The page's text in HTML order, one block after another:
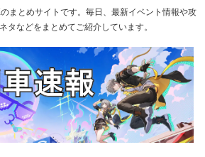
まとめサイトです。毎日、最新イベント情報や攻
タなどをまとめてご紹介しています。